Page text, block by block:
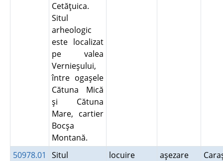
Cetăţuica.
Situl
arheologic
este localizat
pe valea
Vernieşului,
între ogaşele
Cătuna Mică
şi Cătuna
Mare, cartier
Bocşa
Montană.
50978.01
Situl
locuire
aşezare